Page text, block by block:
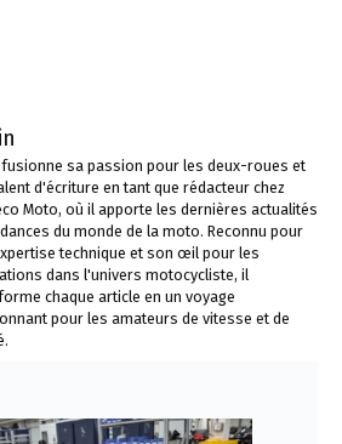
fusionne sa passion pour les deux-roues et
d'écriture en tant que rédacteur chez
Moto, où il apporte les dernières actualités
du monde de la moto. Reconnu pour
technique et son œil pour les
dans l'univers motocycliste, il
chaque article en un voyage
pour les amateurs de vitesse et de